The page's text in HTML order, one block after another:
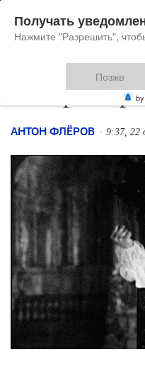
Теноры:
АНТОН ФЛЁРОВ 9:37, 22
Получать
Нажмите "Разрешить",
Позже